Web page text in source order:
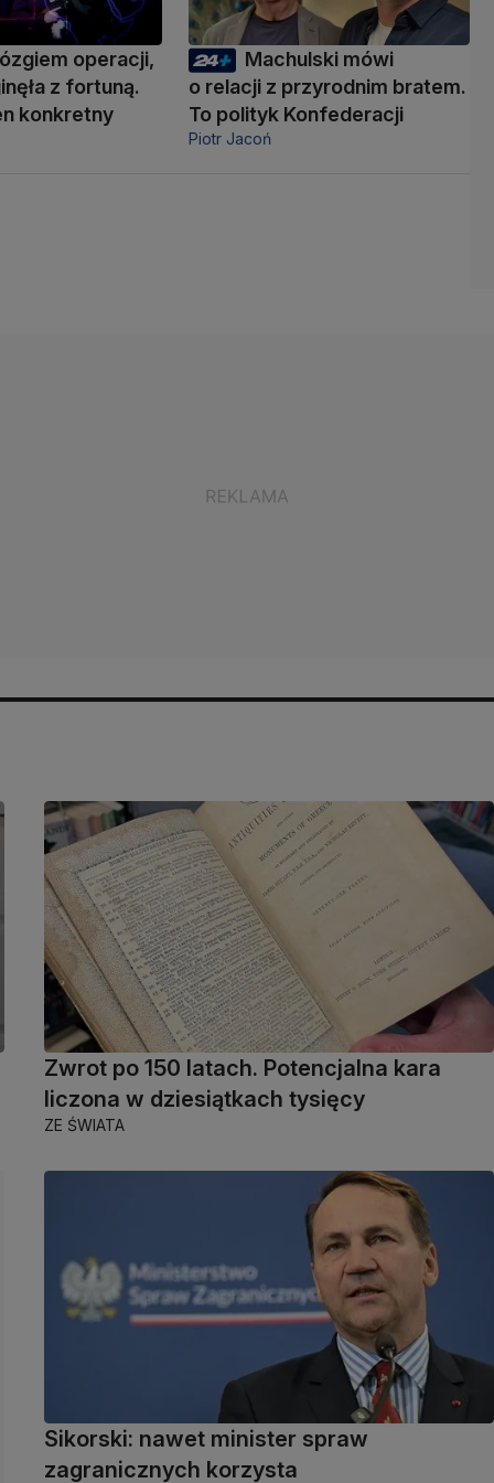
operacji,
z fortuną.
konkretny
Machulski mówi
o relacji z przyrodnim bratem.
To polityk Konfederacji
Piotr Jacoń
Zwrot po 150 latach. Potencjalna kara
liczona w dziesiątkach tysięcy
ZE ŚWIATA
Sikorski: nawet minister spraw
zagranicznych korzysta